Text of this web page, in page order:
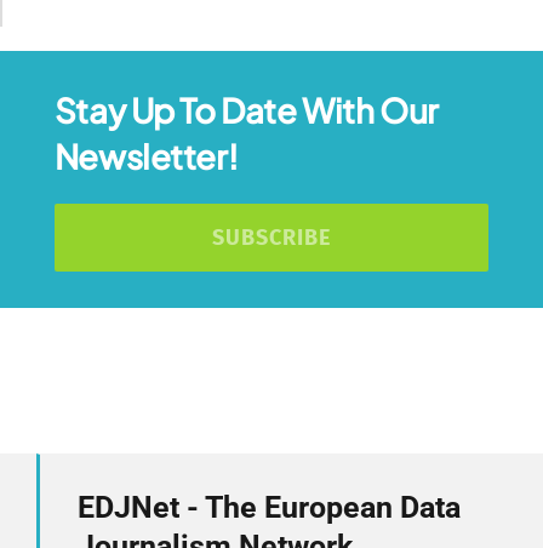
Stay Up To Date With Our
Newsletter!
SUBSCRIBE
EDJNet - The European Data